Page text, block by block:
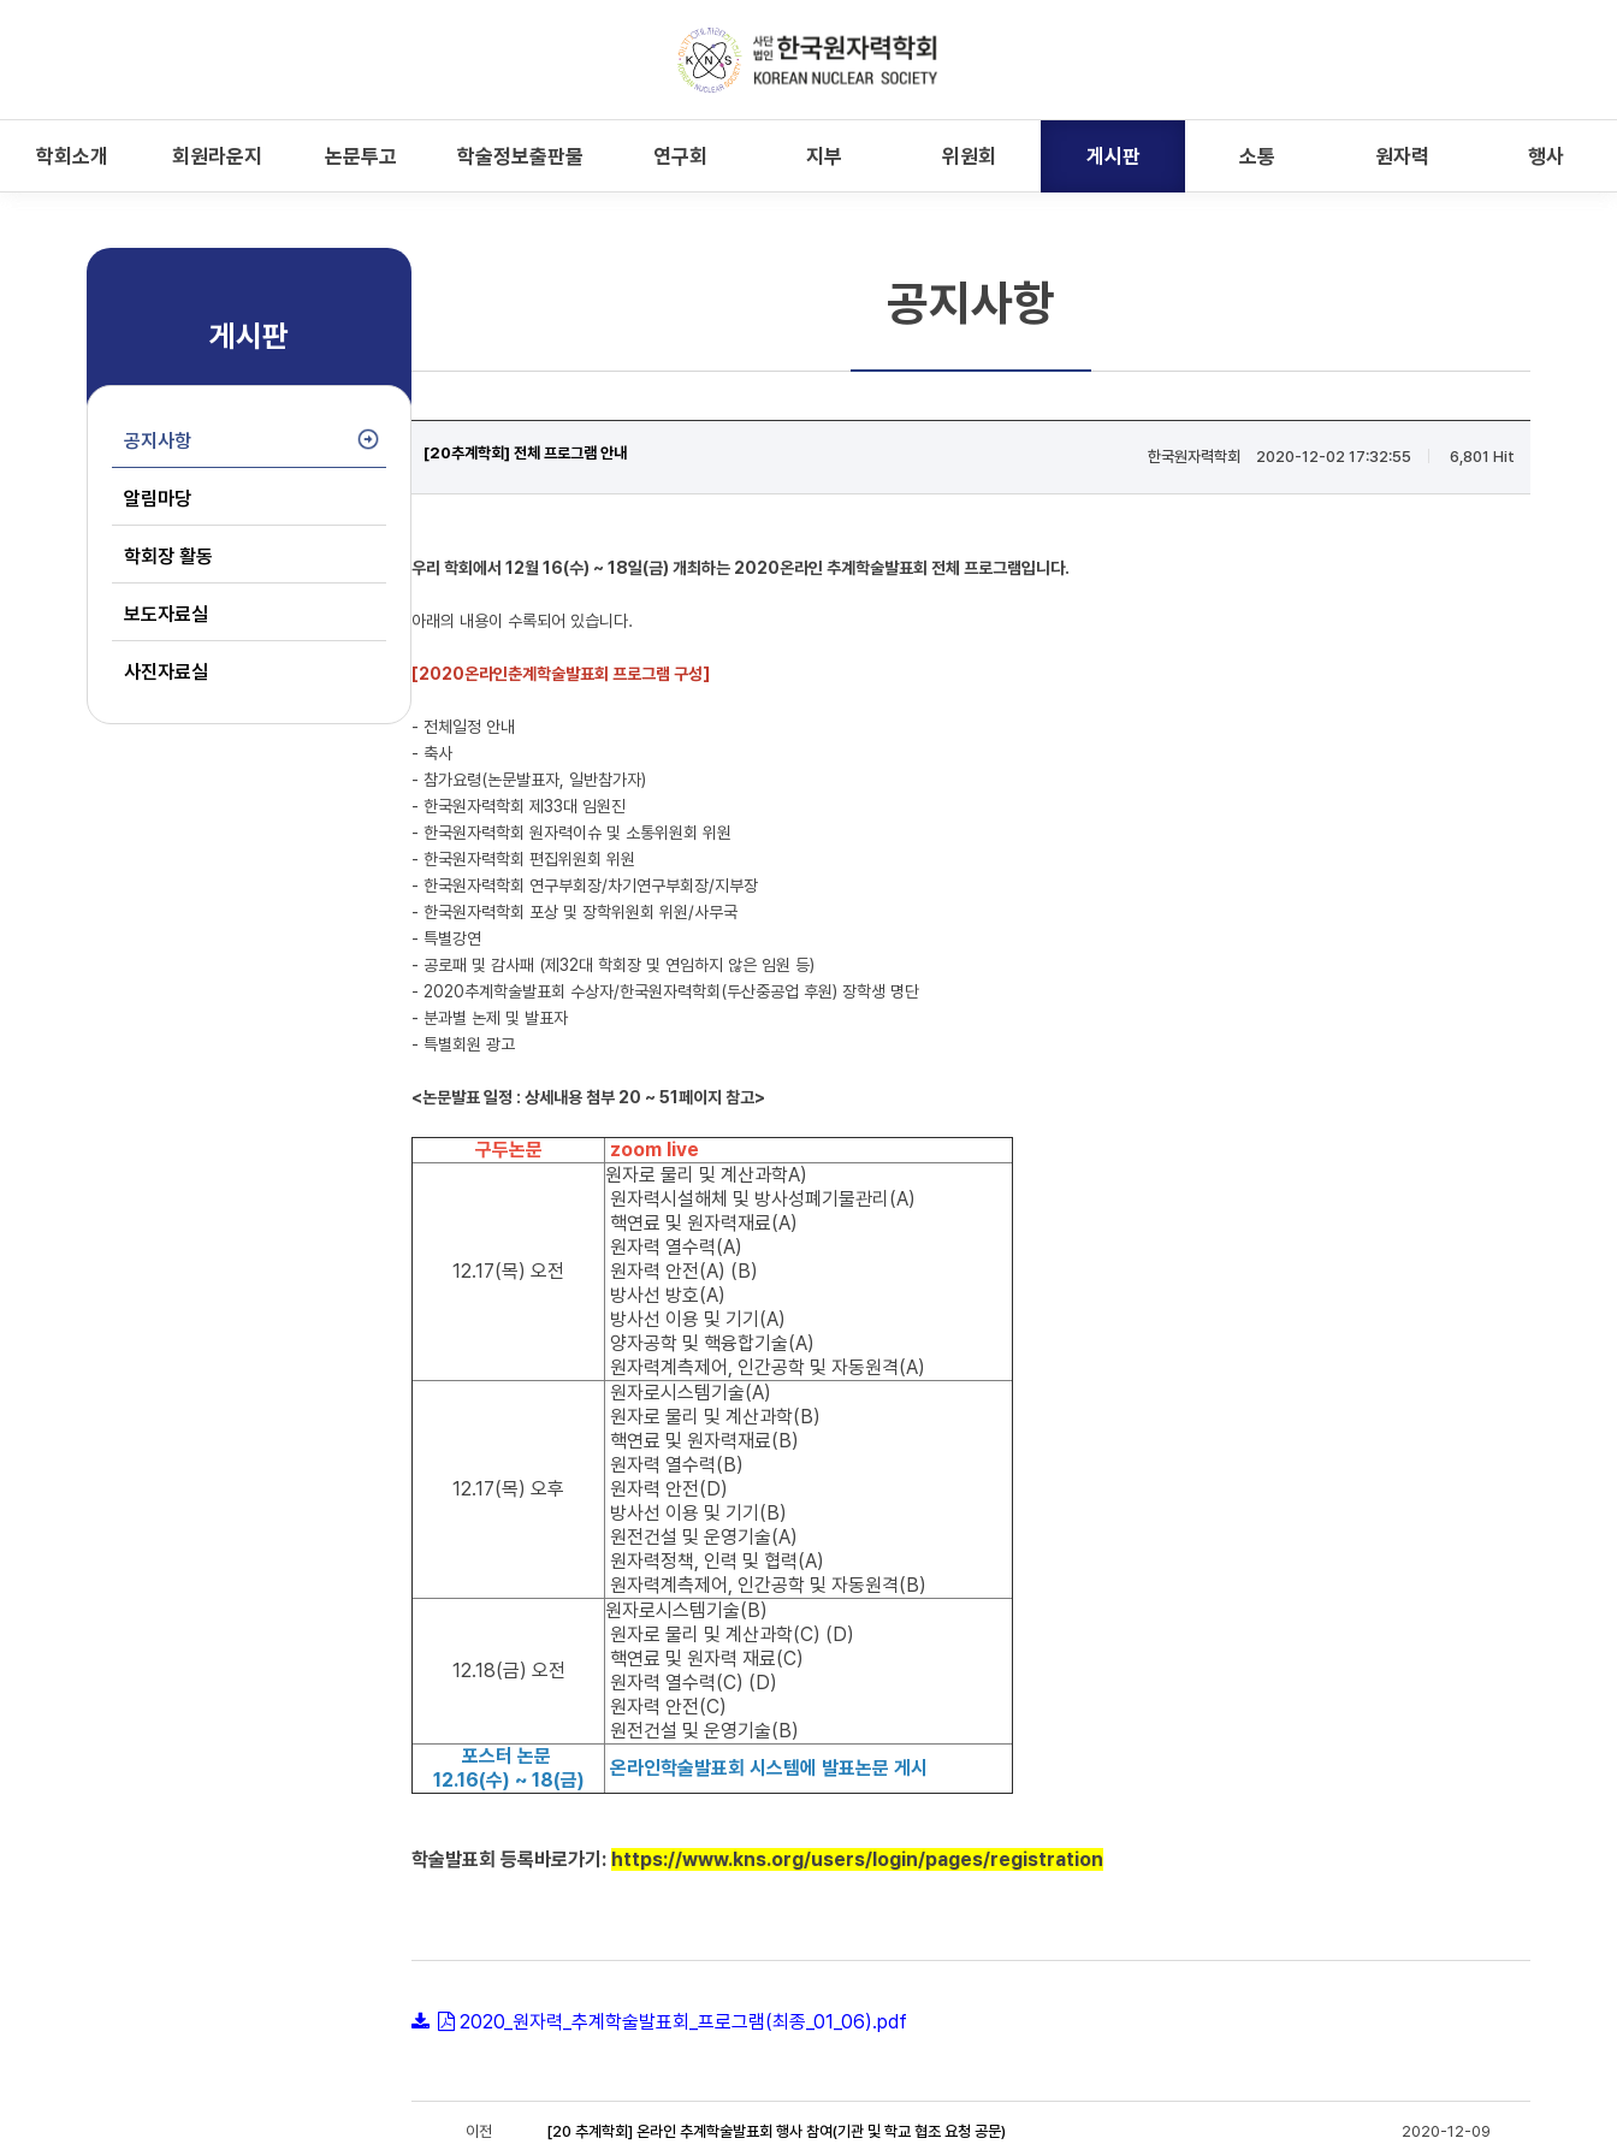
학회소개 회원라운지 논문투고 학술정보출판물 연구회 지부 위원회 게시판 소통 원자력 행사
게시판
공지사항
알림마당
학회장 활동
보도자료실
사진자료실
공지사항
[20추계학회] 전체 프로그램 안내 한국원자력학회| 2020-12-02 17:32:55 6,801 Hit
우리 학회에서 12월 16(수) ~ 18일(금) 개최하는 2020온라인 추계학술발표회 전체 프로그램입니다.
아래의 내용이 수록되어 있습니다.
[2020온라인춘계학술발표회 프로그램 구성]
- 전체일정 안내
- 축사
- 참가요령(논문발표자, 일반참가자)
- 한국원자력학회 제33대 임원진
- 한국원자력학회 원자력이슈 및 소통위원회 위원
- 한국원자력학회 편집위원회 위원
- 한국원자력학회 연구부회장/차기연구부회장/지부장
- 한국원자력학회 포상 및 장학위원회 위원/사무국
- 특별강연
- 공로패 및 감사패 (제32대 학회장 및 연임하지 않은 임원 등)
- 2020추계학술발표회 수상자/한국원자력학회(두산중공업 후원) 장학생 명단
- 분과별 논제 및 발표자
- 특별회원 광고
<논문발표 일정 : 상세내용 첨부 20 ~ 51페이지 참고>
구두논문 zoom live
12.17(목) 오전
원자로 물리 및 계산과학A)
원자력시설해체 및 방사성폐기물관리(A)
핵연료 및 원자력재료(A)
원자력 열수력(A)
원자력 안전(A) (B)
방사선 방호(A)
방사선 이용 및 기기(A)
양자공학 및 핵융합기술(A)
원자력계측제어, 인간공학 및 자동원격(A)
12.17(목) 오후
원자로시스템기술(A)
원자로 물리 및 계산과학(B)
핵연료 및 원자력재료(B)
원자력 열수력(B)
원자력 안전(D)
방사선 이용 및 기기(B)
원전건설 및 운영기술(A)
원자력정책, 인력 및 협력(A)
원자력계측제어, 인간공학 및 자동원격(B)
12.18(금) 오전
원자로시스템기술(B)
원자로 물리 및 계산과학(C) (D)
핵연료 및 원자력 재료(C)
원자력 열수력(C) (D)
원자력 안전(C)
원전건설 및 운영기술(B)
포스터 논문
12.16(수) ~ 18(금)
온라인학술발표회 시스템에 발표논문 게시
학술발표회 등록바로가기: https://www.kns.org/users/login/pages/registration
2020_원자력_추계학술발표회_프로그램(최종_01_06).pdf
이전 [20 추계학회] 온라인 추계학술발표회 행사 참여(기관 및 학교 협조 요청 공문) 2020-12-09